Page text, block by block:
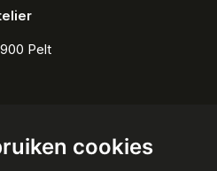
cookies
Pelt